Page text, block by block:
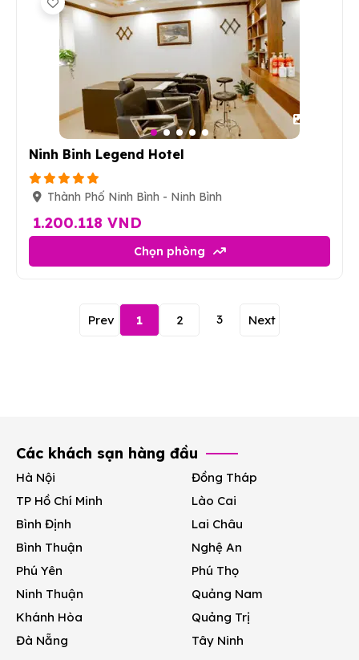
Ninh Binh Legend Hotel
Thành Phố Ninh Bình - Ninh Bình
1.200.118 VND
Chọn phòng
Prev 1 2 3 Next
Các khách sạn hàng đầu
Hà Nội
TP Hồ Chí Minh
Bình Định
Bình Thuận
Phú Yên
Ninh Thuận
Khánh Hòa
Đà Nẵng
Đồng Tháp
Lào Cai
Lai Châu
Nghệ An
Phú Thọ
Quảng Nam
Quảng Trị
Tây Ninh